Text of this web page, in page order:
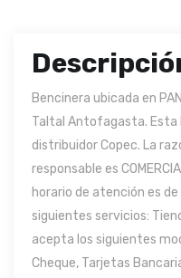
Bencinera ubicada en
Taltal Antofagasta. Esta
distribuidor Copec. La
responsable es
horario de atención es
siguientes servicios:
acepta los siguientes
Cheque, Tarjetas